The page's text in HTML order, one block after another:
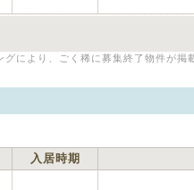
により、ごく稀に募集終了物件が掲
入居時期